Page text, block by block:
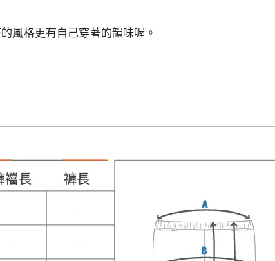
風格更有自己穿著的韻味喔。